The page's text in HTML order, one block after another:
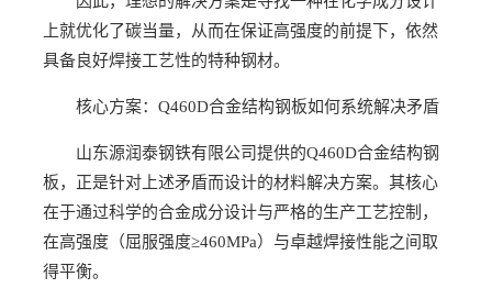
上就优化了碳当量，从而在保证高强度的前提下，依然
具备良好焊接工艺性的特种钢材。
核心方案：Q460D合金结构钢板如何系统解决矛盾
山东源润泰钢铁有限公司提供的Q460D合金结构钢
板，正是针对上述矛盾而设计的材料解决方案。其核心
在于通过科学的合金成分设计与严格的生产工艺控制，
在高强度（屈服强度≥460MPa）与卓越焊接性能之间取
得平衡。